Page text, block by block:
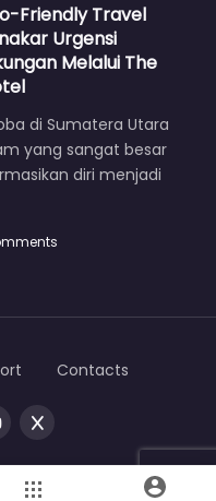
Friendly Travel
Urgensi
Melalui The
di Sumatera Utara
yang sangat besar
diri menjadi
One
Contacts